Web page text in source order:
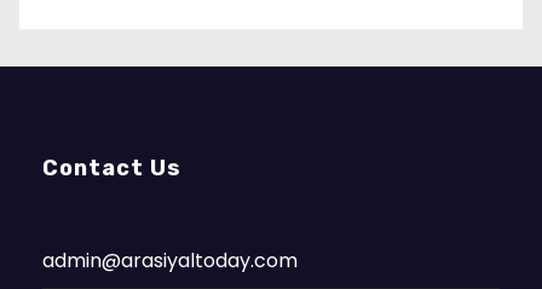
Contact Us
admin@arasiyaltoday.com